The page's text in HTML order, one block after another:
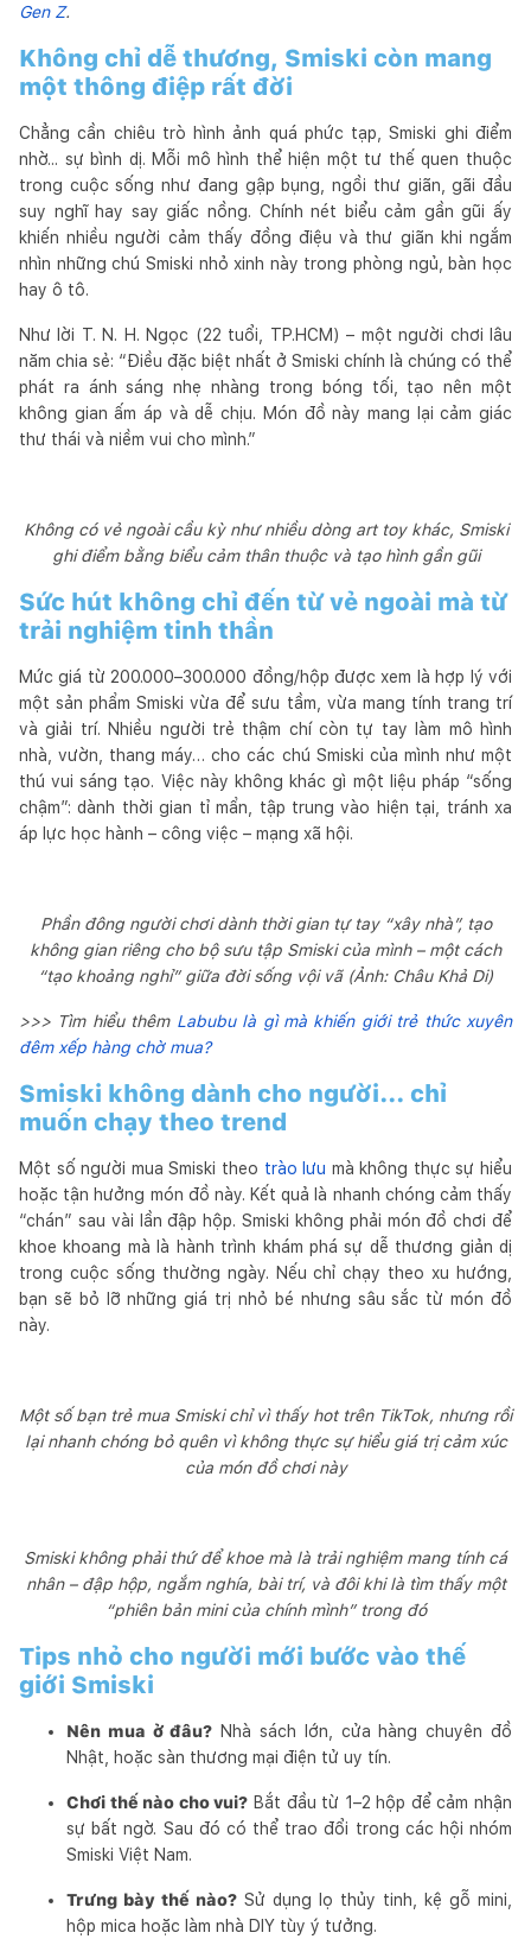
Gen Z.
Không chỉ dễ thương, Smiski còn mang
một thông điệp rất đời
Chẳng cần chiêu trò hình ảnh quá phức tạp, Smiski ghi điểm
nhờ... sự bình dị. Mỗi mô hình thể hiện một tư thế quen thuộc
trong cuộc sống như đang gập bụng, ngồi thư giãn, gãi đầu
suy nghĩ hay say giấc nồng. Chính nét biểu cảm gần gũi ấy
khiến nhiều người cảm thấy đồng điệu và thư giãn khi ngắm
nhìn những chú Smiski nhỏ xinh này trong phòng ngủ, bàn học
hay ô tô.
Như lời T. N. H. Ngọc (22 tuổi, TP.HCM) – một người chơi lâu
năm chia sẻ: “Điều đặc biệt nhất ở Smiski chính là chúng có thể
phát ra ánh sáng nhẹ nhàng trong bóng tối, tạo nên một
không gian ấm áp và dễ chịu. Món đồ này mang lại cảm giác
thư thái và niềm vui cho mình.”
Không có vẻ ngoài cầu kỳ như nhiều dòng art toy khác, Smiski
ghi điểm bằng biểu cảm thân thuộc và tạo hình gần gũi
Sức hút không chỉ đến từ vẻ ngoài mà từ
trải nghiệm tinh thần
Mức giá từ 200.000–300.000 đồng/hộp được xem là hợp lý với
một sản phẩm Smiski vừa để sưu tầm, vừa mang tính trang trí
và giải trí. Nhiều người trẻ thậm chí còn tự tay làm mô hình
nhà, vườn, thang máy… cho các chú Smiski của mình như một
thú vui sáng tạo. Việc này không khác gì một liệu pháp “sống
chậm”: dành thời gian tỉ mẩn, tập trung vào hiện tại, tránh xa
áp lực học hành – công việc – mạng xã hội.
Phần đông người chơi dành thời gian tự tay “xây nhà”, tạo
không gian riêng cho bộ sưu tập Smiski của mình – một cách
“tạo khoảng nghỉ” giữa đời sống vội vã (Ảnh: Châu Khả Di)
>>> Tìm hiểu thêm Labubu là gì mà khiến giới trẻ thức xuyên
đêm xếp hàng chờ mua?
Smiski không dành cho người... chỉ
muốn chạy theo trend
Một số người mua Smiski theo trào lưu mà không thực sự hiểu
hoặc tận hưởng món đồ này. Kết quả là nhanh chóng cảm thấy
“chán” sau vài lần đập hộp. Smiski không phải món đồ chơi để
khoe khoang mà là hành trình khám phá sự dễ thương giản dị
trong cuộc sống thường ngày. Nếu chỉ chạy theo xu hướng,
bạn sẽ bỏ lỡ những giá trị nhỏ bé nhưng sâu sắc từ món đồ
này.
Một số bạn trẻ mua Smiski chỉ vì thấy hot trên TikTok, nhưng rồi
lại nhanh chóng bỏ quên vì không thực sự hiểu giá trị cảm xúc
của món đồ chơi này
Smiski không phải thứ để khoe mà là trải nghiệm mang tính cá
nhân – đập hộp, ngắm nghía, bài trí, và đôi khi là tìm thấy một
“phiên bản mini của chính mình” trong đó
Tips nhỏ cho người mới bước vào thế
giới Smiski
Nên mua ở đâu? Nhà sách lớn, cửa hàng chuyên đồ
Nhật, hoặc sàn thương mại điện tử uy tín.
Chơi thế nào cho vui? Bắt đầu từ 1–2 hộp để cảm nhận
sự bất ngờ. Sau đó có thể trao đổi trong các hội nhóm
Smiski Việt Nam.
Trưng bày thế nào? Sử dụng lọ thủy tinh, kệ gỗ mini,
hộp mica hoặc làm nhà DIY tùy ý tưởng.